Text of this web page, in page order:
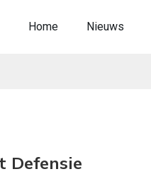
Home Nieuws
Defensie